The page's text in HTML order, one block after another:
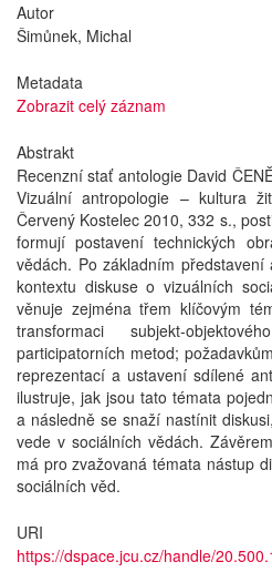
Autor
Šimůnek, Michal
Metadata
Zobrazit celý záznam
Abstrakt
Recenzní stať antologie David
Vizuální antropologie – kultura
Červený Kostelec 2010, 332 s.,
formují postavení technických
vědách. Po základním
kontextu diskuse o vizuálních
věnuje zejména třem klíčovým
transformaci subjekt-
participatorních metod;
reprezentací a ustavení sdílené
ilustruje, jak jsou tato témata
a následně se snaží nastínit
vede v sociálních vědách.
má pro zvažovaná témata nástup
sociálních věd.
URI
https://dspace.jcu.cz/handle/